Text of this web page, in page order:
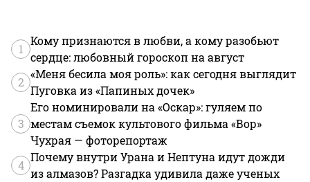
1
Кому признаются в любви, а кому разобьют
сердце: любовный гороскоп на август
2
«Меня бесила моя роль»: как сегодня выглядит
Пуговка из «Папиных дочек»
3
Его номинировали на «Оскар»: гуляем по
местам съемок культового фильма «Вор»
Чухрая — фоторепортаж
4
Почему внутри Урана и Нептуна идут дожди
из алмазов? Разгадка удивила даже ученых